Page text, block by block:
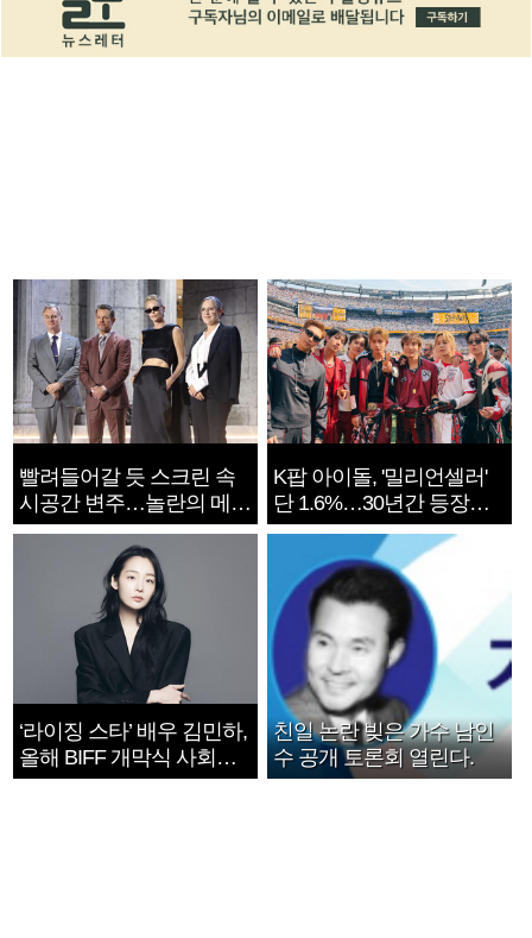
빨려들어갈 듯 스크린 속
시공간 변주…놀란의 메시
지는 ‘전쟁 속죄’
K팝 아이돌, '밀리언셀러'
단 1.6%…30년간 등장
1182개팀 전수조사
‘라이징 스타’ 배우 김민하,
올해 BIFF 개막식 사회자
확정
친일 논란 빚은 가수 남인
수 공개 토론회 열린다.